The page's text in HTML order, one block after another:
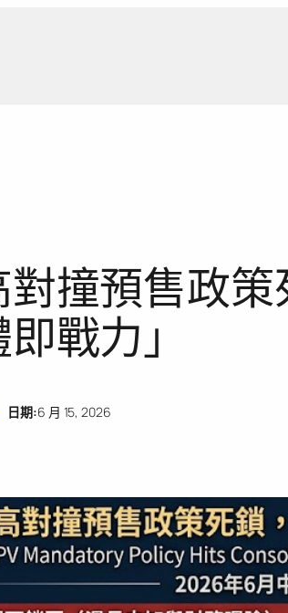
撞預售政
戰力」
日期:6 月 15, 2026